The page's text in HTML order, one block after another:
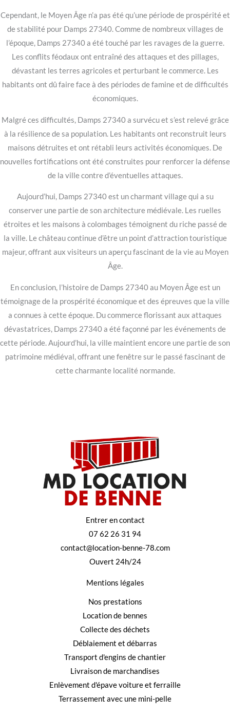
Cependant, le Moyen Âge n’a pas été qu’une période de prospérité et
de stabilité pour Damps 27340. Comme de nombreux villages de
l’époque, Damps 27340 a été touché par les ravages de la guerre.
Les conflits féodaux ont entraîné des attaques et des pillages,
dévastant les terres agricoles et perturbant le commerce. Les
habitants ont dû faire face à des périodes de famine et de difficultés
économiques.
Malgré ces difficultés, Damps 27340 a survécu et s’est relevé grâce
à la résilience de sa population. Les habitants ont reconstruit leurs
maisons détruites et ont rétabli leurs activités économiques. De
nouvelles fortifications ont été construites pour renforcer la défense
de la ville contre d’éventuelles attaques.
Aujourd’hui, Damps 27340 est un charmant village qui a su
conserver une partie de son architecture médiévale. Les ruelles
étroites et les maisons à colombages témoignent du riche passé de
la ville. Le château continue d’être un point d’attraction touristique
majeur, offrant aux visiteurs un aperçu fascinant de la vie au Moyen
Âge.
En conclusion, l’histoire de Damps 27340 au Moyen Âge est un
témoignage de la prospérité économique et des épreuves que la ville
a connues à cette époque. Du commerce florissant aux attaques
dévastatrices, Damps 27340 a été façonné par les événements de
cette période. Aujourd’hui, la ville maintient encore une partie de son
patrimoine médiéval, offrant une fenêtre sur le passé fascinant de
cette charmante localité normande.
Entrer en contact
07 62 26 31 94
contact@location-benne-78.com
Ouvert 24h/24
Mentions légales
Nos prestations
Location de bennes
Collecte des déchets
Déblaiement et débarras
Transport d'engins de chantier
Livraison de marchandises
Enlèvement d'épave voiture et ferraille
Terrassement avec une mini-pelle